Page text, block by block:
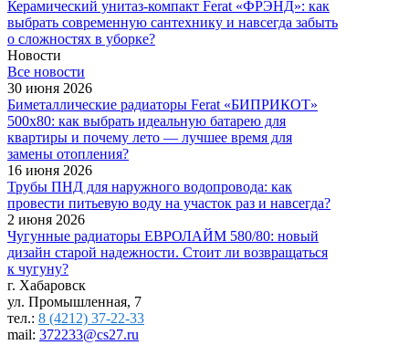
Керамический унитаз-компакт Ferat «ФРЭНД»: как
выбрать современную сантехнику и навсегда забыть
о сложностях в уборке?
Новости
Все новости
30 июня 2026
Биметаллические радиаторы Ferat «БИПРИКОТ»
500x80: как выбрать идеальную батарею для
квартиры и почему лето — лучшее время для
замены отопления?
16 июня 2026
Трубы ПНД для наружного водопровода: как
провести питьевую воду на участок раз и навсегда?
2 июня 2026
Чугунные радиаторы ЕВРОЛАЙМ 580/80: новый
дизайн старой надежности. Стоит ли возвращаться
к чугуну?
г. Хабаровск
ул. Промышленная, 7
тел.: 8 (4212) 37-22-33
mail: 372233@cs27.ru